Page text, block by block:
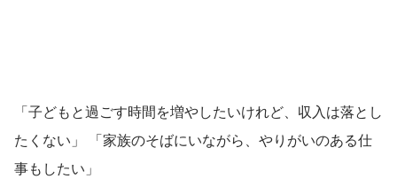
「子どもと過ごす時間を増やしたいけれど、収入は落とし
たくない」 「家族のそばにいながら、やりがいのある仕
事もしたい」